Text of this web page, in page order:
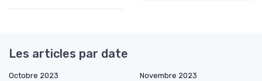
Les articles par date
Octobre 2023
Novembre 2023